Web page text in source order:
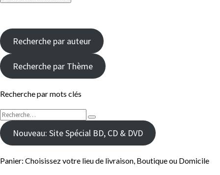
Recherche par auteur
Recherche par Thème
Recherche par mots clés
Rechercher :
Recherche
Nouveau: Site Spécial BD, CD & DVD
Panier: Choisissez votre lieu de livraison, Boutique ou Domicile